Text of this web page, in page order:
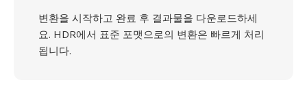
변환을 시작하고 완료 후 결과물을 다운로드하세
요. HDR에서 표준 포맷으로의 변환은 빠르게 처리
됩니다.